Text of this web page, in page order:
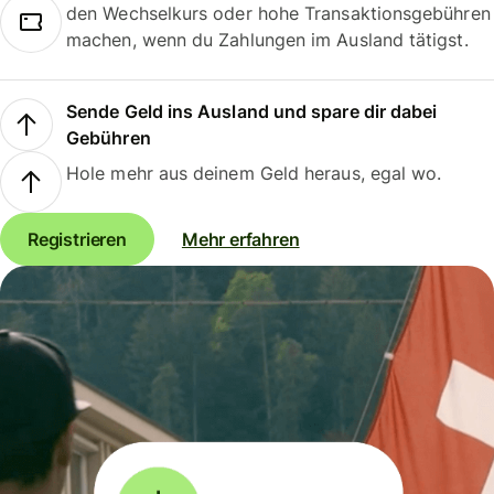
den Wechselkurs oder hohe Transaktionsgebühren
machen, wenn du Zahlungen im Ausland tätigst.
Sende Geld ins Ausland und spare dir dabei
Gebühren
Hole mehr aus deinem Geld heraus, egal wo.
Registrieren Mehr erfahren